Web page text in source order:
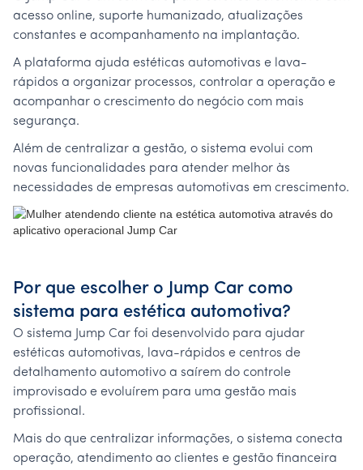
acesso online, suporte humanizado, atualizações
constantes e acompanhamento na implantação.
A plataforma ajuda estéticas automotivas e lava-
rápidos a organizar processos, controlar a operação e
acompanhar o crescimento do negócio com mais
segurança.
Além de centralizar a gestão, o sistema evolui com
novas funcionalidades para atender melhor às
necessidades de empresas automotivas em crescimento.
Por que escolher o Jump Car como
sistema para estética automotiva?
O sistema Jump Car foi desenvolvido para ajudar
estéticas automotivas, lava-rápidos e centros de
detalhamento automotivo a saírem do controle
improvisado e evoluírem para uma gestão mais
profissional.
Mais do que centralizar informações, o sistema conecta
operação, atendimento ao clientes e gestão financeira